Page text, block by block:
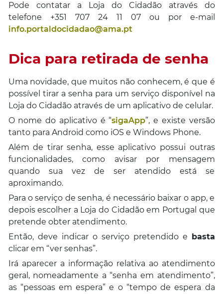
Pode contatar a Loja do Cidadão através do
telefone +351 707 24 11 07 ou por e-mail
info.portaldocidadao@ama.pt
Dica para retirada de senha
Uma novidade, que muitos não conhecem, é que é
possível tirar a senha para um serviço disponível na
Loja do Cidadão através de um aplicativo de celular.
O nome do aplicativo é “sigaApp”, e existe versão
tanto para Android como iOS e Windows Phone.
Além de tirar senha, esse aplicativo possui outras
funcionalidades, como avisar por mensagem
quando sua vez de ser atendido está se
aproximando.
Para o serviço de senha, é necessário baixar o app, e
depois escolher a Loja do Cidadão em Portugal que
pretende obter atendimento.
Então, deve indicar o serviço pretendido e basta
clicar em “ver senhas”.
Irá aparecer a informação relativa ao atendimento
geral, nomeadamente a “senha em atendimento”,
as “pessoas em espera” e o “tempo de espera da